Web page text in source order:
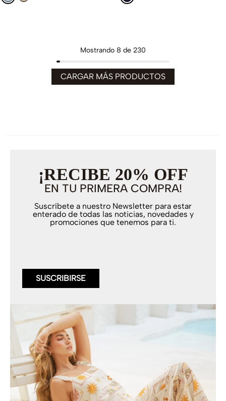
Mostrando 8 de 230
¡RECIBE 20% OFF
EN TU PRIMERA COMPRA!
Suscríbete a nuestro Newsletter para estar
enterado de todas las noticias, novedades y
promociones que tenemos para ti.
SUSCRIBIRSE